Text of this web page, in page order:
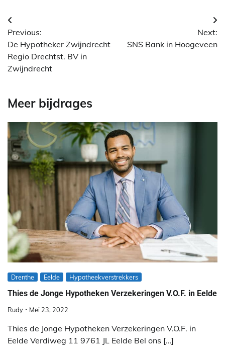
Berichtnavigatie
Previous:
De Hypotheker Zwijndrecht
Regio Drechtst. BV in
Zwijndrecht
Next:
SNS Bank in Hoogeveen
Meer bijdrages
Drenthe Eelde Hypotheekverstrekkers
Thies de Jonge Hypotheken Verzekeringen V.O.F. in Eelde
Rudy Mei 23, 2022
Thies de Jonge Hypotheken Verzekeringen V.O.F. in
Eelde Verdiweg 11 9761 JL Eelde Bel ons […]